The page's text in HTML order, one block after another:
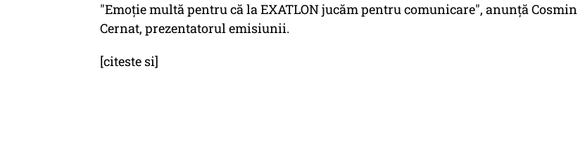
"Emoție multă pentru că la EXATLON jucăm pentru comunicare", anunță Cosmin
Cernat, prezentatorul emisiunii.
[citeste si]